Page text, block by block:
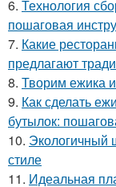
6. Технология
пошаговая
7. Какие
предлагают
8. Творим ежика
9. Как сделать
бутылок:
10. Экологичный
стиле
11. Идеальная